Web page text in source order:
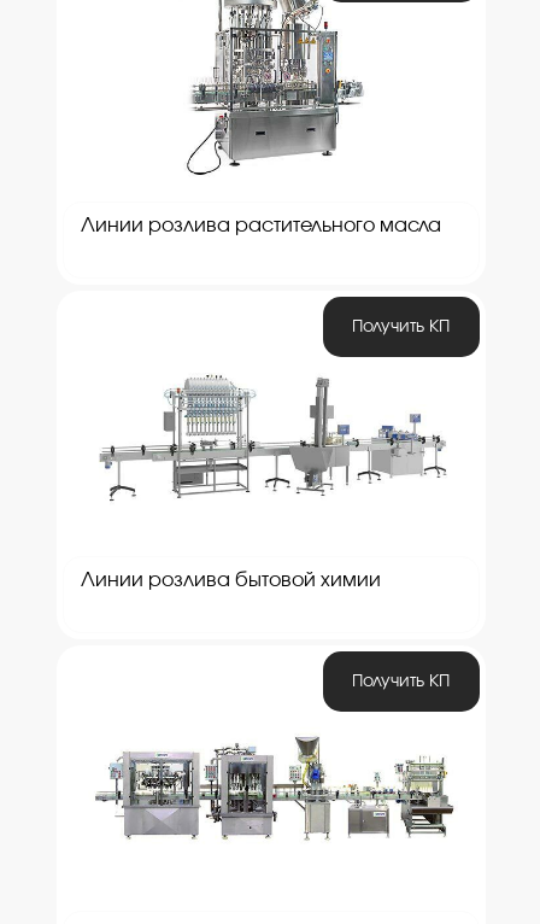
Получить КП
Получить КП
Линии розлива бытовой химии
Линии розлива растительного масла